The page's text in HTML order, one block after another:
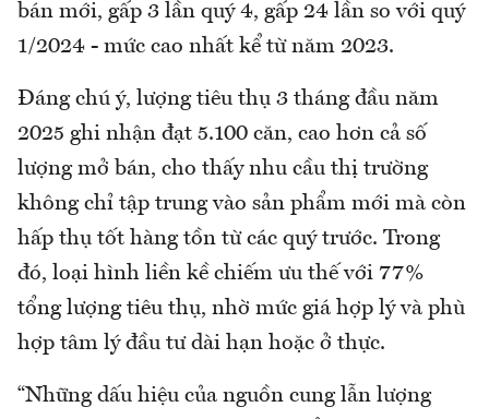
bán mới, gấp 3 lần quý 4, gấp 24 lần so với quý
1/2024 - mức cao nhất kể từ năm 2023.
Đáng chú ý, lượng tiêu thụ 3 tháng đầu năm
2025 ghi nhận đạt 5.100 căn, cao hơn cả số
lượng mở bán, cho thấy nhu cầu thị trường
không chỉ tập trung vào sản phẩm mới mà còn
hấp thụ tốt hàng tồn từ các quý trước. Trong
đó, loại hình liền kề chiếm ưu thế với 77%
tổng lượng tiêu thụ, nhờ mức giá hợp lý và phù
hợp tâm lý đầu tư dài hạn hoặc ở thực.
“Những dấu hiệu của nguồn cung lẫn lượng